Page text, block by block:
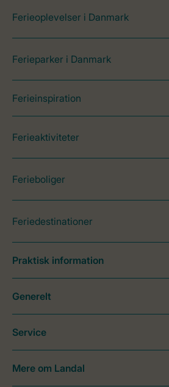
Ferieoplevelser i Danmark
Ferieparker i Danmark
Ferieinspiration
Ferieaktiviteter
Ferieboliger
Feriedestinationer
Praktisk information
Generelt
Service
Mere om Landal